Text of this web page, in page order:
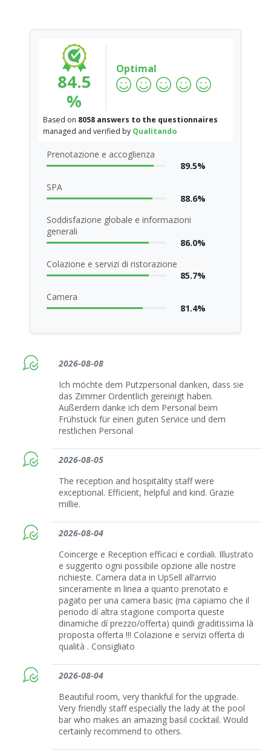
2026-08-08
Ich möchte dem Putzpersonal danken, dass sie
das Zimmer Ordentlich gereinigt haben.
Außerdem danke ich dem Personal beim
Frühstück für einen guten Service und dem
restlichen Personal
2026-08-05
The reception and hospitality staff were
exceptional. Efficient, helpful and kind. Grazie
millie.
2026-08-04
Coincerge e Reception efficaci e cordiali. Illustrato
e suggerito ogni possibile opzione alle nostre
richieste. Camera data in UpSell all’arrvio
sinceramente in linea a quanto prenotato e
pagato per una camera basic (ma capiamo che il
periodo dí altra stagione comporta queste
dinamiche dí prezzo/offerta) quindi graditissima là
proposta offerta !!! Colazione e servizi offerta di
qualità . Consigliato
2026-08-04
Beautiful room, very thankful for the upgrade.
Very friendly staff especially the lady at the pool
bar who makes an amazing basil cocktail. Would
certainly recommend to others.
84.5
%
Optimal
Based on 8058 answers to the questionnaires
managed and verified by Qualitando
Prenotazione e accoglienza
89.5%
SPA
88.6%
Soddisfazione globale e informazioni
generali
86.0%
Colazione e servizi di ristorazione
85.7%
Camera
81.4%